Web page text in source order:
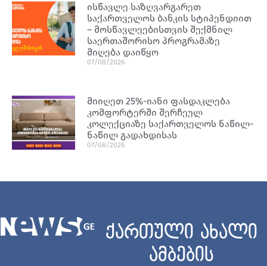
ისწავლე საზღვარგარეთ
საქართველოს ბანკის სტიპენდიით
– მოსწავლეებისთვის შექმნილ
საერთაშორისო პროგრამაზე
მიღება დაიწყო
07/08/2026
მიიღეთ 25%-იანი ფასდაკლება
კომფორტერში შერჩეულ
კოლექციაზე საქართველოს ნაწილ-
ნაწილ გადახდისას
07/08/2026
ქართული ახალი
ამბების